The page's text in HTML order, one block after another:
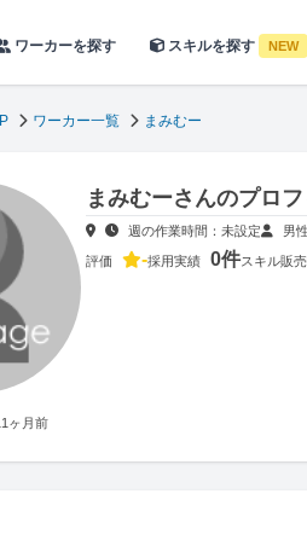
ワーカーを探す スキルを探す NEW
ワーカー一覧 まみむー
ヶ月前
まみむーさんのプロ
週の作業時間：未設定 男性
評価 -採用実績 0件スキル販